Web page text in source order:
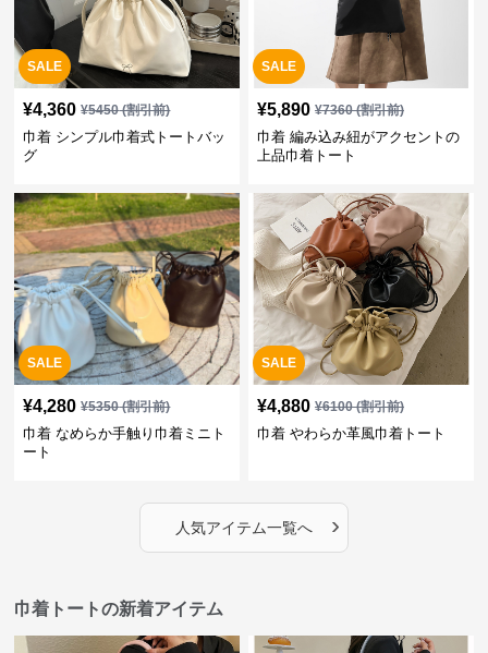
SALE
¥4,360 ¥5450(割引前)
巾着 シンプル巾着式トートバッ
グ
SALE
¥5,890 ¥7360(割引前)
巾着 編み込み紐がアクセントの
上品巾着トート
SALE
¥4,280 ¥5350(割引前)
巾着 なめらか手触り巾着ミニト
ート
SALE
¥4,880 ¥6100(割引前)
巾着 やわらか革風巾着トート
人気アイテム一覧へ ›
巾着トートの新着アイテム